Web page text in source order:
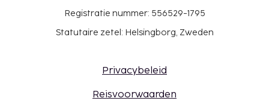
Registratie nummer: 556529-1795
Statutaire zetel: Helsingborg, Zweden
Privacybeleid
Reisvoorwaarden